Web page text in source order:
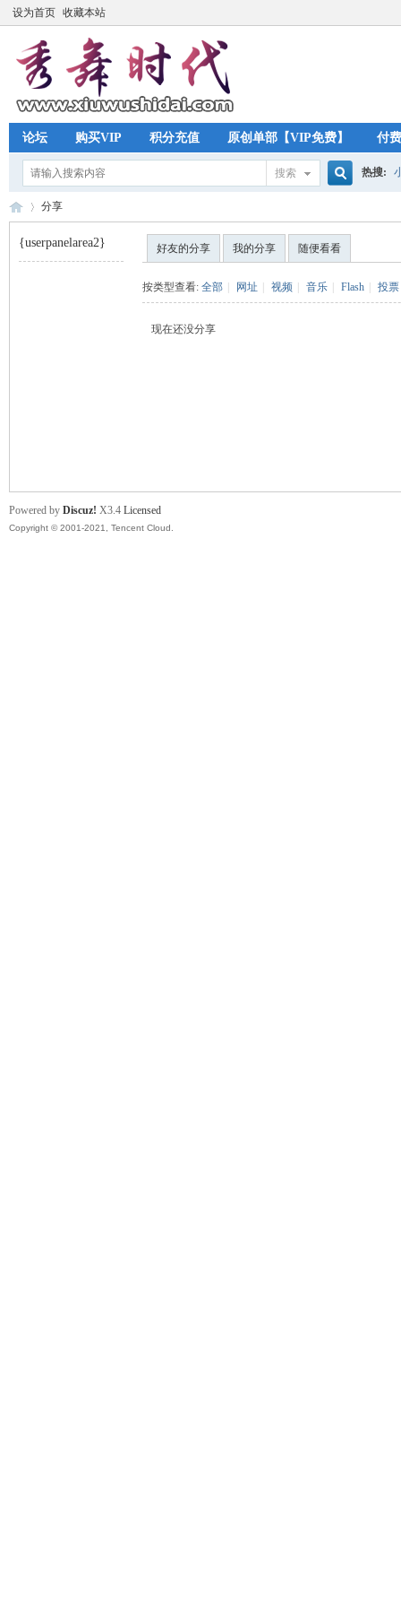
设为首页 收藏本站
论坛 购买VIP 积分充值 原创单部【VIP免费】 付
搜索 热搜:
分享
{userpanelarea2} 好友的分享 我的分享 随便看看
按类型查看: 全部 网址 视频 音乐 Flash 投票
现在还没分享
Powered by Discuz! X3.4 Licensed
Copyright © 2001-2021, Tencent Cloud.